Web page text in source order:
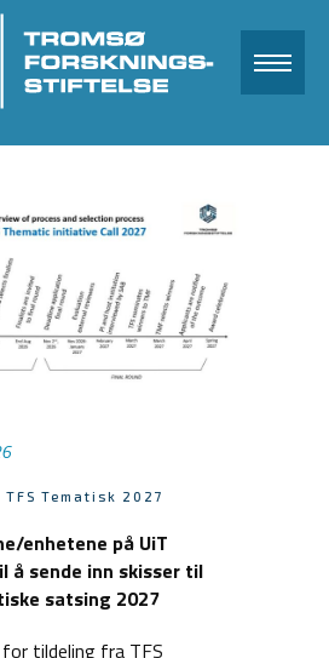
TFS Tematisk 2027
enhetene på UiT
å sende inn skisser til
satsing 2027
tildeling fra TFS